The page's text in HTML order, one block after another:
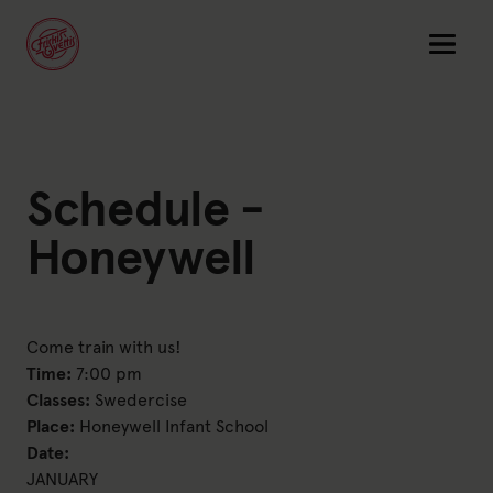
Link to: Online training
Online training
Link to: Training places
Training places
Link to: Magazine
Magazine
Friskis Europe
Schedule -
Honeywell
Come train with us!
Time: 7:00 pm
Classes: Swedercise
Place: Honeywell Infant School
Date:
JANUARY